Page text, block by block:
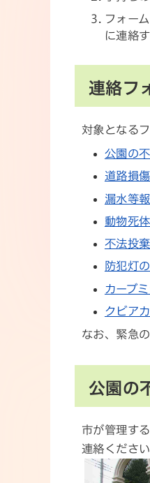
フォー
に連絡
連絡フ
対象となる
公園の
道路損
漏水等
動物死
不法投
防犯灯
カーブ
クビア
なお、緊急
公園の
市が管理す
連絡ください